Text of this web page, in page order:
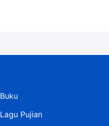
Buku
Lagu Pujian